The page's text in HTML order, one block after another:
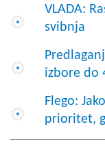
VLADA:
svibnja
izbore do
Flego:
prioritet,